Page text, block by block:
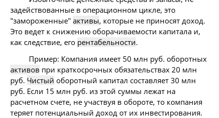
задействованные в операционном цикле, это
"замороженные" активы, которые не приносят доход.
Это ведет к снижению оборачиваемости капитала и,
как следствие, его рентабельности.
Пример: Компания имеет 50 млн руб. оборотных
активов при краткосрочных обязательствах 20 млн
руб. Чистый оборотный капитал составляет 30 млн
руб. Если 15 млн руб. из этой суммы лежат на
расчетном счете, не участвуя в обороте, то компания
теряет потенциальный доход от их инвестирования.